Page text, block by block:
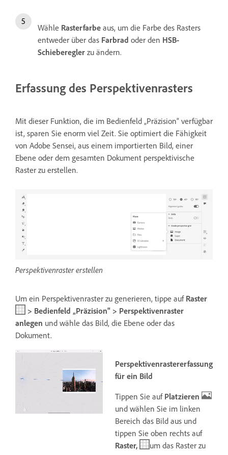
Wähle Rasterfarbe aus, um die Farbe des Rasters
entweder über das Farbrad oder den HSB-
Schieberegler zu ändern.
Erfassung des Perspektivenrasters
Mit dieser Funktion, die im Bedienfeld „Präzision“ verfügbar
ist, sparen Sie enorm viel Zeit. Sie optimiert die Fähigkeit
von Adobe Sensei, aus einem importierten Bild, einer
Ebene oder dem gesamten Dokument perspektivische
Raster zu erstellen.
Perspektivenraster erstellen
Um ein Perspektivenraster zu generieren, tippe auf Raster
> Bedienfeld „Präzision" > Perspektivenraster
anlegen und wähle das Bild, die Ebene oder das
Dokument.
Perspektivenrastererfassung
für ein Bild
Tippen Sie auf Platzieren
und wählen Sie im linken
Bereich das Bild aus und
tippen Sie oben rechts auf
Raster,
um das Raster zu